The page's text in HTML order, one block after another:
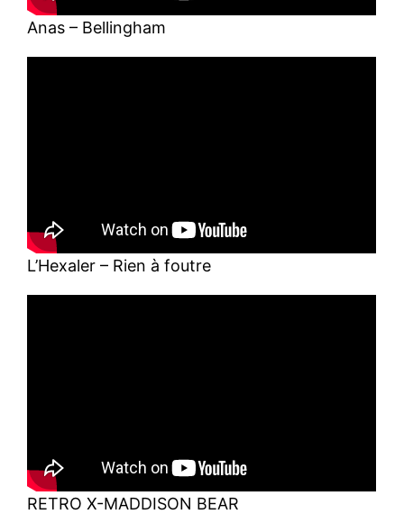
Anas – Bellingham
L’Hexaler – Rien à foutre
RETRO X-MADDISON BEAR